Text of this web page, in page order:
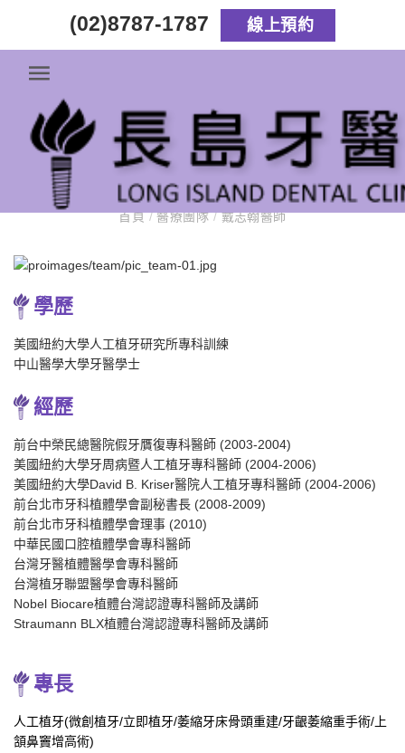
(02)8787-1787 線上預約
戴志翰醫師
首頁/醫療團隊/戴志翰醫師
學歷
美國紐約大學人工植牙研究所專科訓練
中山醫學大學牙醫學士
經歷
前台中榮民總醫院假牙贋復專科醫師 (2003-2004)
美國紐約大學牙周病暨人工植牙專科醫師 (2004-2006)
美國紐約大學David B. Kriser醫院人工植牙專科醫師 (2004-2006)
前台北市牙科植體學會副秘書長 (2008-2009)
前台北市牙科植體學會理事 (2010)
中華民國口腔植體學會專科醫師
台灣牙醫植體醫學會專科醫師
台灣植牙聯盟醫學會專科醫師
Nobel Biocare植體台灣認證專科醫師及講師
Straumann BLX植體台灣認證專科醫師及講師
專長
人工植牙(微創植牙/立即植牙/萎縮牙床骨頭重建/牙齦萎縮重手術/上
頷鼻竇增高術)